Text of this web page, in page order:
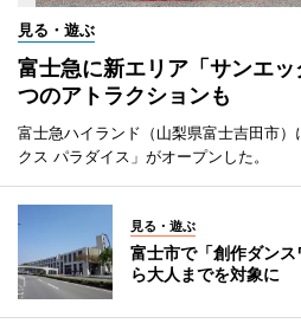
見る・遊ぶ
富士急に新エリア「サンエ
つのアトラクションも
富士急ハイランド（山梨県富士吉田市
クス パラダイス」がオープンした。
見る・遊ぶ
富士市で「創作ダン
ら大人までを対象に